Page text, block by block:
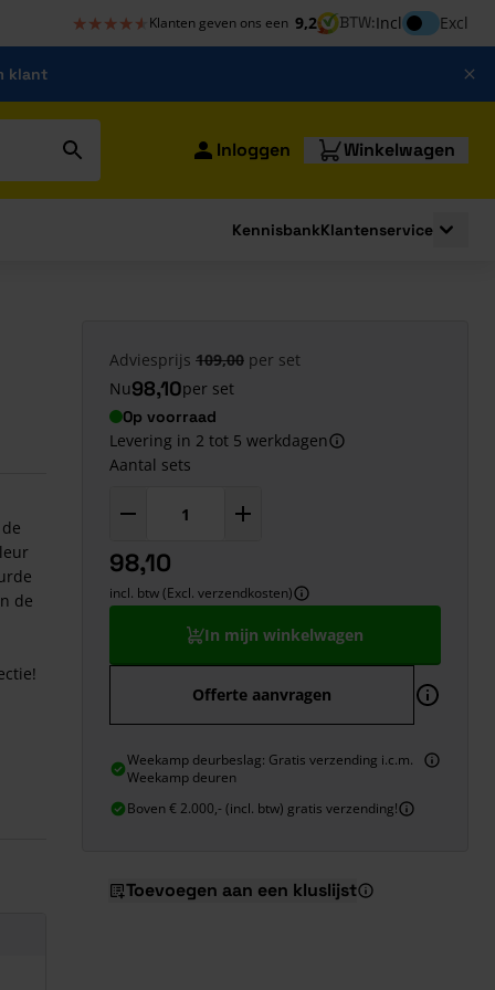
★★★★★
★★★★★ Klanten geven ons een 9,2 BTW:InclInclusief btw
Excl
klant
Inloggen Winkelwagen
KennisbankKlantenservice
de
Adviesprijs 109,00 per set
Nu98,10per set
Op voorraad
Levering in 2 tot 5 werkdagen
Aantal sets
98,10
incl. btw (Excl. verzendkosten)
In mijn winkelwagen
Offerte aanvragen
Weekamp deurbeslag: Gratis verzending i.c.m.
Weekamp deuren
Boven € 2.000,- (incl. btw) gratis verzending!
Toevoegen aan een kluslijst